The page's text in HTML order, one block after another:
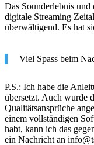
Das Sounderlebnis
digitale Streaming
überwältigend. Es hat
Viel Spass beim
P.S.: Ich habe die
übersetzt. Auch wurde
Qualitätsansprüche
einem vollständigen
habt, kann ich das
ein Nachricht an